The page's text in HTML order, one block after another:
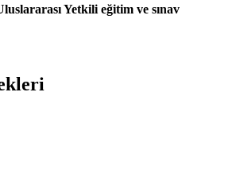
Yetkili eğitim ve sınav